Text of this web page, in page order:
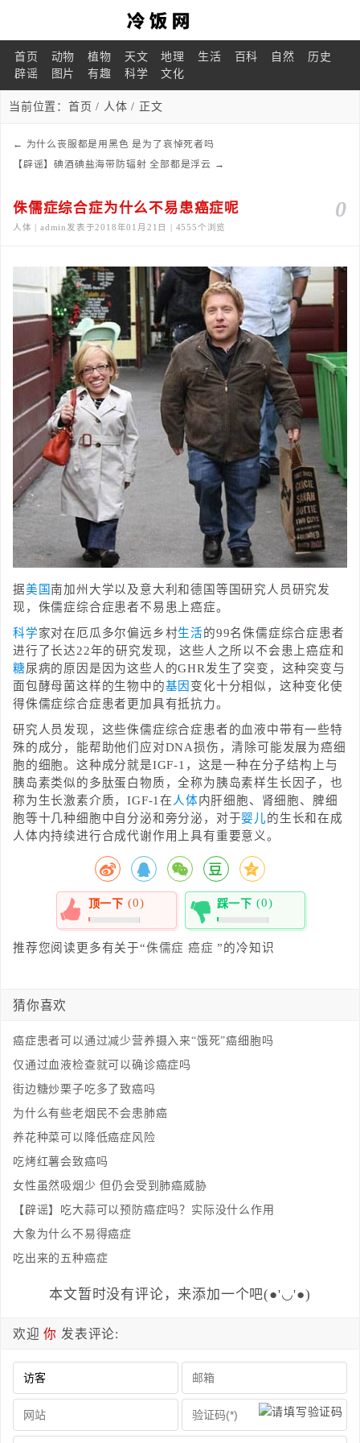
首页 动物 植物 天文 地理 生活 百科 自然
历史
辟谣
图片 有趣 科学 文化
当前位置： 首页 / 人体 / 正文
← 为什么丧服都是用黑色 是为了哀悼死者吗
【辟谣】碘酒碘盐海带防辐射 全部都是浮云 →
0
侏儒症综合症为什么不易患癌症呢
人体 | admin发表于2018年01月21日 | 4555个浏览
据美国 南加州大学以及意大利和德国等国研究人员研究发
现，侏儒症综合症患者不易患上癌症。
科学家对在厄瓜多尔偏远乡村生活的99名侏儒症综合症患者
进行了长达22年的研究发现，这些人之所以不会患上癌症和
糖尿病的原因是因为这些人的GHR发生了突变，这种突变与
面包酵母菌这样的生物中的基因 变化十分相似，这种变化使
得侏儒症综合症患者更加具有抵抗力。
研究人员发现，这些侏儒症综合症患者的血液中带有一些特
殊的成分，能帮助他们应对DNA损伤，清除可能发展为癌细
胞的细胞。这种成分就是IGF-1，这是一种在分子结构上与
胰岛素类似的多肽蛋白物质，全称为胰岛素样生长因子，也
称为生长激素介质，IGF-1在 人体内肝细胞、肾细胞、脾细
胞等十几种细胞中自分泌和旁分泌，对于婴儿的生长和在成
人体内持续进行合成代谢作用上具有重要意义。
顶一下 (0)
0%
踩一下 (0)
0%
推荐您阅读更多有关于“侏儒症 癌症 ”的冷知识
猜你喜欢
癌症患者可以通过减少营养摄入来“饿死”癌细胞吗
仅通过血液检查就可以确诊癌症吗
街边糖炒栗子吃多了致癌吗
为什么有些老烟民不会患肺癌
养花种菜可以降低癌症风险
吃烤红薯会致癌吗
女性虽然吸烟少 但仍会受到肺癌威胁
【辟谣】吃大蒜可以预防癌症吗？实际没什么作用
大象为什么不易得癌症
吃出来的五种癌症
本文暂时没有评论，来添加一个吧(●'◡'●)
欢迎你 发表评论: